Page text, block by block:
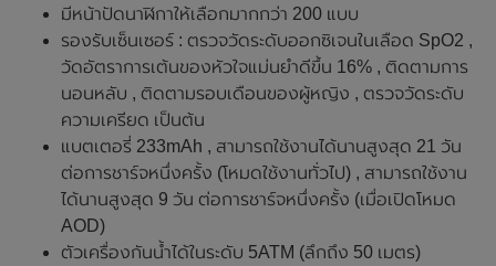
มีหน้าปัดนาฬิกาให้เลือกมากกว่า 200 แบบ
รองรับเซ็นเซอร์ : ตรวจวัดระดับออกซิเจนในเลือด SpO2 ,
วัดอัตราการเต้นของหัวใจแม่นยำดีขึ้น 16% , ติดตามการ
นอนหลับ , ติดตามรอบเดือนของผู้หญิง , ตรวจวัดระดับ
ความเครียด เป็นต้น
แบตเตอรี่ 233mAh , สามารถใช้งานได้นานสูงสุด 21 วัน
ต่อการชาร์จหนึ่งครั้ง (โหมดใช้งานทั่วไป) , สามารถใช้งาน
ได้นานสูงสุด 9 วัน ต่อการชาร์จหนึ่งครั้ง (เมื่อเปิดโหมด
AOD)
ตัวเครื่องกันน้ำได้ในระดับ 5ATM (ลึกถึง 50 เมตร)